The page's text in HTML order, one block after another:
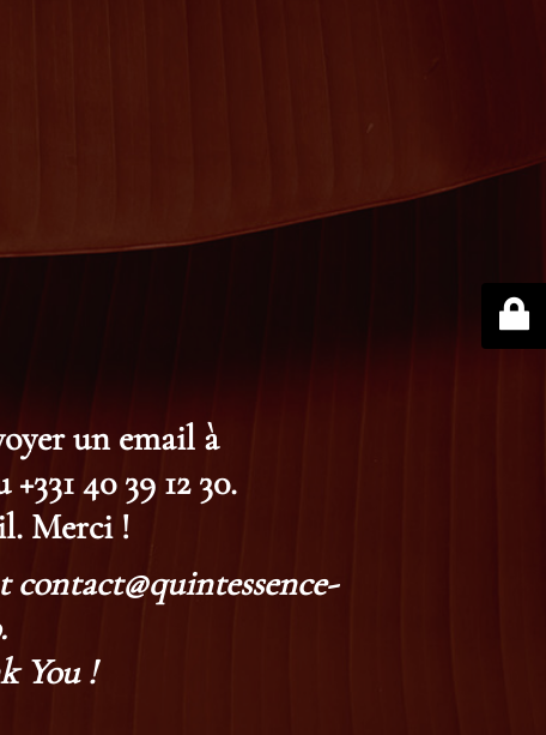
un email à
40 39 12 30.
Merci !
contact@quintessence-
You !